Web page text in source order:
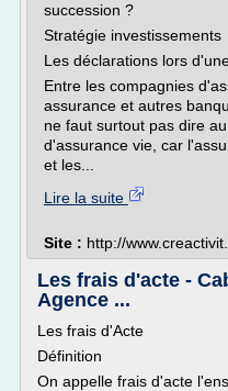
succession ?
Stratégie investissements
Les déclarations lors
Entre les compagnies
assurance et autres
ne faut surtout pas dire
d'assurance vie, car
et les...
Lire la suite
Site : http://
Les frais d'acte -
Agence ...
Les frais d'Acte
Définition
On appelle frais d'acte